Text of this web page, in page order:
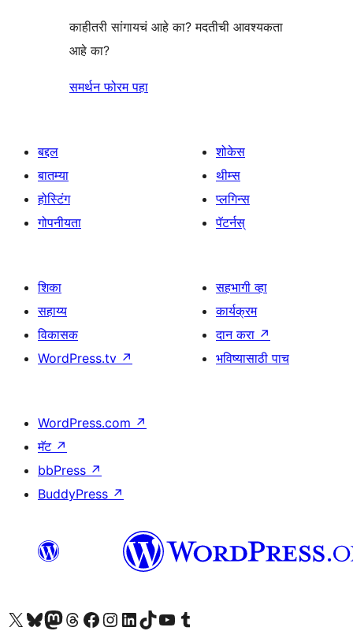
काहीतरी सांगायचं आहे का? मदतीची आवश्यकता
आहे का?
समर्थन फोरम पहा
बद्दल
बातम्या
होस्टिंग
गोपनीयता
शोकेस
थीम्स
प्लगिन्स
पॅटर्नस्
शिका
सहाय्य
विकासक
WordPress.tv ↗
सहभागी व्हा
कार्यक्रम
दान करा ↗
भविष्यासाठी पाच
WordPress.com ↗
मॅट ↗
bbPress ↗
BuddyPress ↗
आमच्या X (एक्स) (पूर्वीचे ट्विटर) खात्याला भेट द्या आमच्या ब्लूस्की खात्याला भेट द्या.आमच्या Mastodon खात्याला भेट द्या.आमच्या थ्रेड्स खात्याला भेट द्या. आमच्या फेसबुक पेजला भेट द्या आमच्या इंस्टाग्राम खात्याला भेट द्या आमच्या लिंक्डइन खात्याला भेट द्या आमच्या टिकटॉक अकाउंटला भेट द्या.आमच्या यूट्यूब चॅनेलला भेट द्या आमच्या टंबलर खात्याला भेट द्या.